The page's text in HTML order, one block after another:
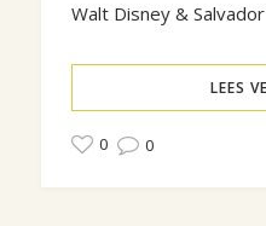
Walt Disney &
LEES
0 0